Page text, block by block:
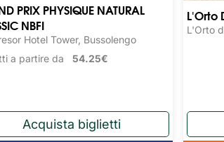
PRIX PHYSIQUE NATURAL
NBFI
Hotel Tower, Bussolengo
a partire da 54.25€
L'Orto
L'Orto